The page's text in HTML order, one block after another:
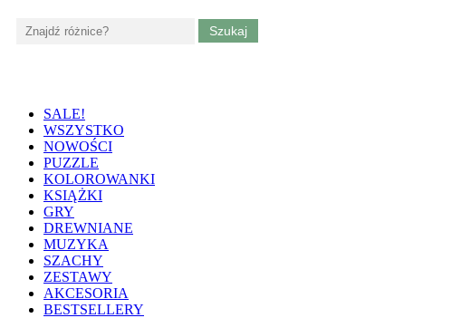
content
(Press
Enter)
edukacja-dzieci.pl
Gry, puzzle i książki ze sztuką dla dzieci
SALE!
WSZYSTKO
NOWOŚCI
PUZZLE
KOLOROWANKI
KSIĄŻKI
GRY
DREWNIANE
MUZYKA
SZACHY
ZESTAWY
AKCESORIA
BESTSELLERY